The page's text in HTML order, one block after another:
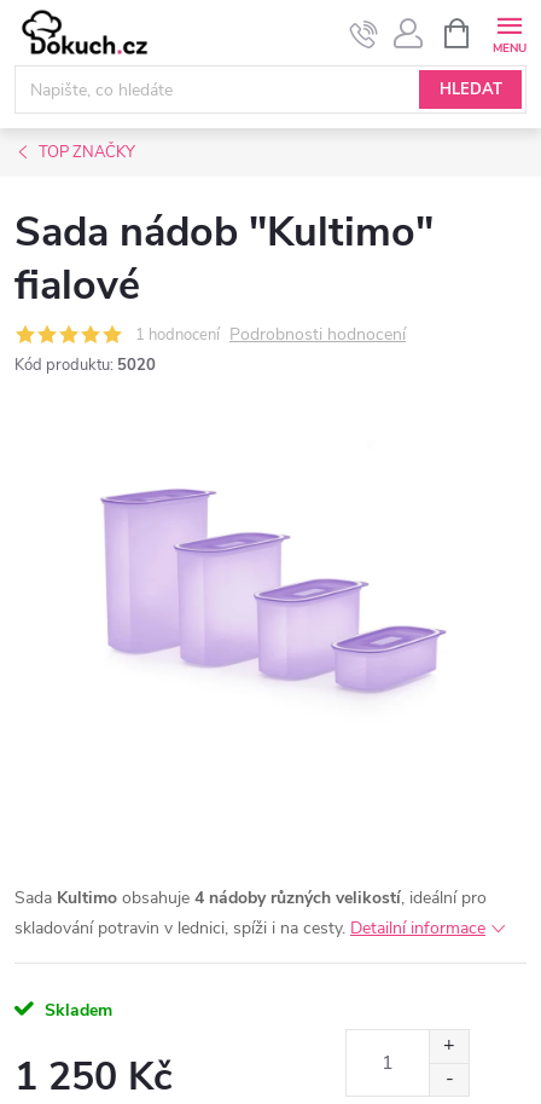
Přejít
obsah
HLEDAT
NÁKUPNÍ
KOŠÍK
TOP ZNAČKY
Sada nádob "Kultimo"
fialové
1 hodnocení Podrobnosti hodnocení
Kód produktu: 5020
Sada Kultimo obsahuje 4 nádoby různých velikostí, ideální pro
skladování potravin v lednici, spíži i na cesty. Detailní informace
Skladem
1 250 Kč